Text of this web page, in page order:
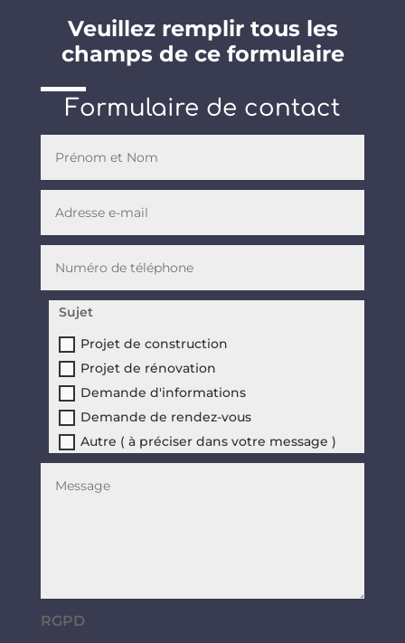
Veuillez remplir tous les
champs de ce formulaire
Formulaire de contact
Sujet
Projet de construction
Projet de rénovation
Demande d'informations
Demande de rendez-vous
Autre ( à préciser dans votre message )
RGPD